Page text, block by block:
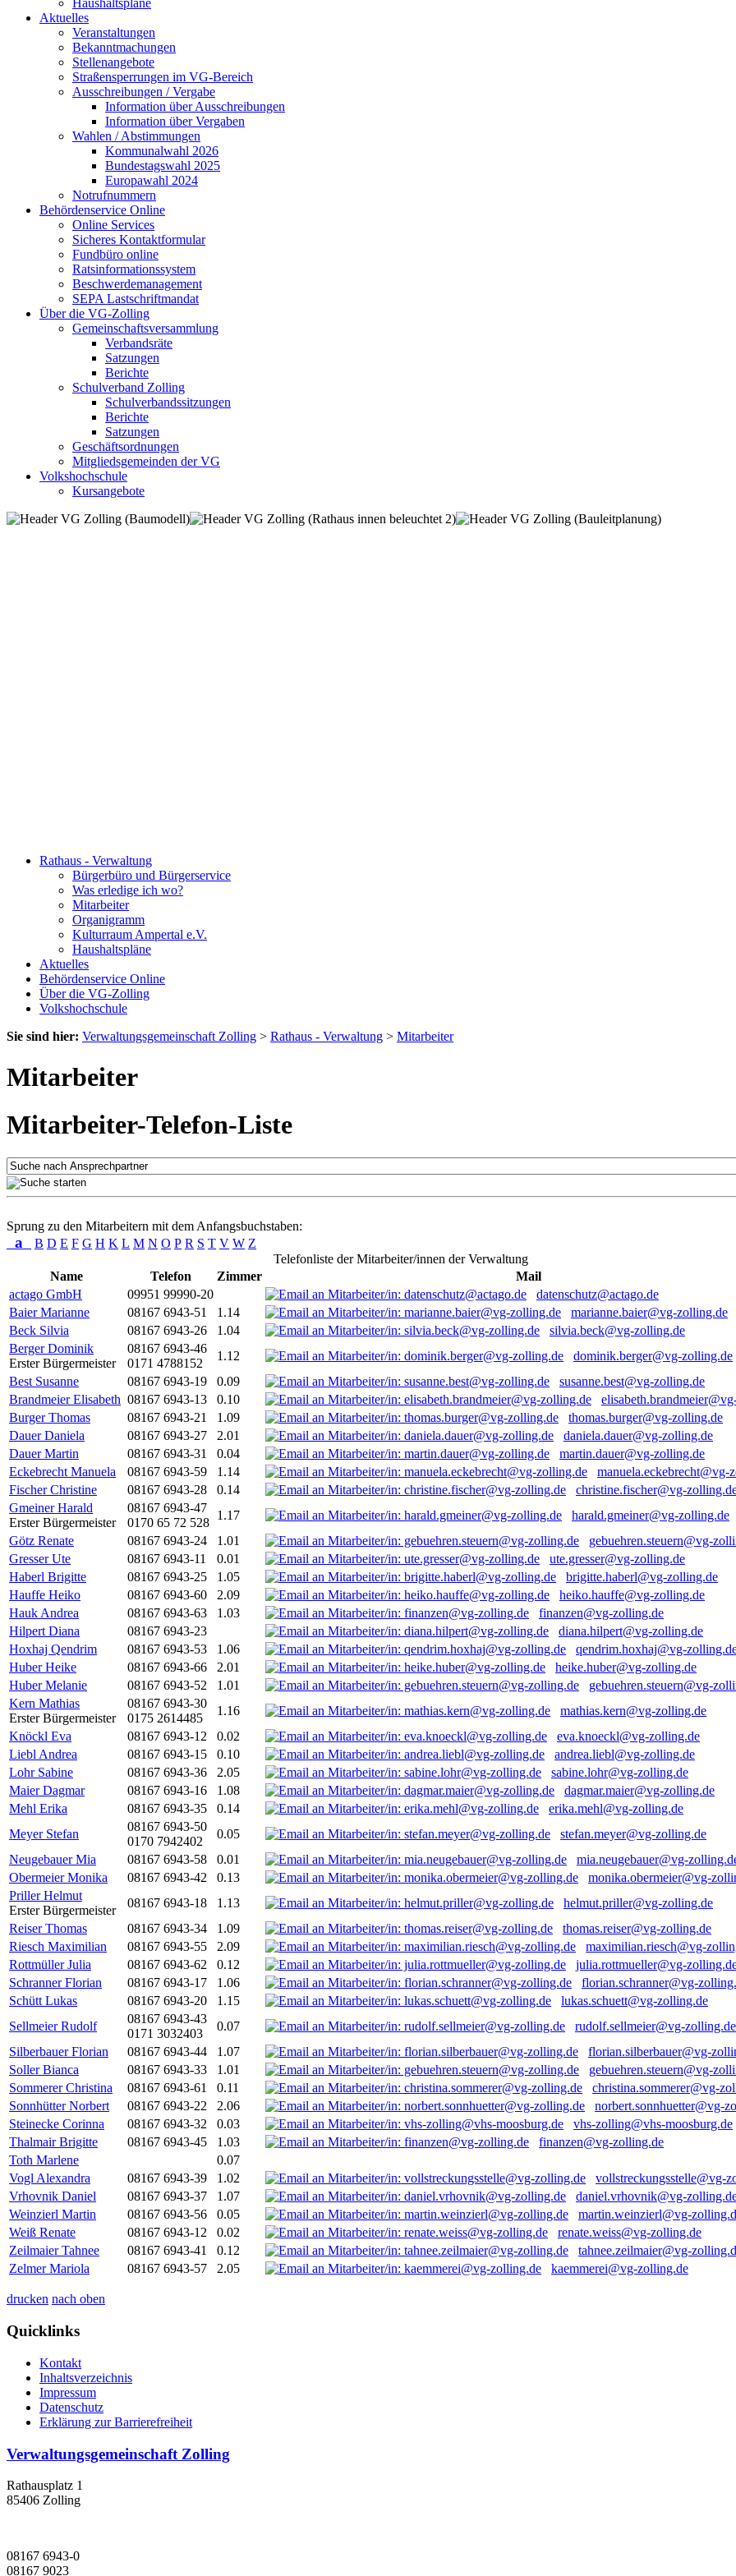
Haushaltspläne
Aktuelles
Veranstaltungen
Bekanntmachungen
Stellenangebote
Straßensperrungen im VG-Bereich
Ausschreibungen / Vergabe
Information über Ausschreibungen
Information über Vergaben
Wahlen / Abstimmungen
Kommunalwahl 2026
Bundestagswahl 2025
Europawahl 2024
Notrufnummern
Behördenservice Online
Online Services
Sicheres Kontaktformular
Fundbüro online
Ratsinformationssystem
Beschwerdemanagement
SEPA Lastschriftmandat
Über die VG-Zolling
Gemeinschaftsversammlung
Verbandsräte
Satzungen
Berichte
Schulverband Zolling
Schulverbandssitzungen
Berichte
Satzungen
Geschäftsordnungen
Mitgliedsgemeinden der VG
Volkshochschule
Kursangebote
Rathaus - Verwaltung
Bürgerbüro und Bürgerservice
Was erledige ich wo?
Mitarbeiter
Organigramm
Kulturraum Ampertal e.V.
Haushaltspläne
Aktuelles
Behördenservice Online
Über die VG-Zolling
Volkshochschule
Sie sind hier: Verwaltungsgemeinschaft Zolling > Rathaus - Verwaltung > Mitarbeiter
Mitarbeiter
Mitarbeiter-Telefon-Liste
Sprung zu den Mitarbeitern mit dem Anfangsbuchstaben:
a B D E F G H K L M N O P R S T V W Z
Telefonliste der Mitarbeiter/innen der Verwaltung
Name
Telefon Zimmer
Mail
actago GmbH
09951 99990-20
datenschutz@actago.de
Baier Marianne
08167 6943-51 1.14
marianne.baier@vg-zolling.de
Beck Silvia
08167 6943-26 1.04
silvia.beck@vg-zolling.de
Berger Dominik
Erster Bürgermeister
08167 6943-46
0171 4788152
1.12
dominik.berger@vg-zolling.de
Best Susanne
08167 6943-19 0.09
susanne.best@vg-zolling.de
Brandmeier Elisabeth 08167 6943-13 0.10
Burger Thomas
08167 6943-21 1.09
thomas.burger@vg-zolling.de
Dauer Daniela
08167 6943-27 2.01
daniela.dauer@vg-zolling.de
Dauer Martin
08167 6943-31 0.04
martin.dauer@vg-zolling.de
Eckebrecht Manuela
08167 6943-59 1.14
manuela.eckebrecht@vg-
Fischer Christine
08167 6943-28 0.14
christine.fischer@vg-
Gmeiner Harald
Erster Bürgermeister
08167 6943-47
0170 65 72 528
1.17
harald.gmeiner@vg-zolling.de
Götz Renate
08167 6943-24 1.01
gebuehren.steuern@vg-
Gresser Ute
08167 6943-11 0.01
ute.gresser@vg-zolling.de
Haberl Brigitte
08167 6943-25 1.05
brigitte.haberl@vg-zolling.de
Hauffe Heiko
08167 6943-60 2.09
heiko.hauffe@vg-zolling.de
Hauk Andrea
08167 6943-63 1.03
finanzen@vg-zolling.de
Hilpert Diana
08167 6943-23
diana.hilpert@vg-zolling.de
Hoxhaj Qendrim
08167 6943-53 1.06
qendrim.hoxhaj@vg-
Huber Heike
08167 6943-66 2.01
heike.huber@vg-zolling.de
Huber Melanie
08167 6943-52 1.01
gebuehren.steuern@vg-
Kern Mathias
Erster Bürgermeister
08167 6943-30
0175 2614485
1.16
mathias.kern@vg-zolling.de
Knöckl Eva
08167 6943-12 0.02
eva.knoeckl@vg-zolling.de
Liebl Andrea
08167 6943-15 0.10
andrea.liebl@vg-zolling.de
Lohr Sabine
08167 6943-36 2.05
sabine.lohr@vg-zolling.de
Maier Dagmar
08167 6943-16 1.08
dagmar.maier@vg-zolling.de
Mehl Erika
08167 6943-35 0.14
erika.mehl@vg-zolling.de
Meyer Stefan
08167 6943-50
0170 7942402
0.05
stefan.meyer@vg-zolling.de
Neugebauer Mia
08167 6943-58 0.01
mia.neugebauer@vg-
Obermeier Monika
08167 6943-42 0.13
monika.obermeier@vg-
Priller Helmut
Erster Bürgermeister
08167 6943-18 1.13
helmut.priller@vg-zolling.de
Reiser Thomas
08167 6943-34 1.09
thomas.reiser@vg-zolling.de
Riesch Maximilian
08167 6943-55 2.09
maximilian.riesch@vg-
Rottmüller Julia
08167 6943-62 0.12
julia.rottmueller@vg-
Schranner Florian
08167 6943-17 1.06
florian.schranner@vg-
Schütt Lukas
08167 6943-20 1.15
lukas.schuett@vg-zolling.de
Sellmeier Rudolf
08167 6943-43
0171 3032403
0.07
rudolf.sellmeier@vg-zolling.de
Silberbauer Florian
08167 6943-44 1.07
florian.silberbauer@vg-
Soller Bianca
08167 6943-33 1.01
gebuehren.steuern@vg-
Sommerer Christina
08167 6943-61 0.11
christina.sommerer@vg-
Sonnhütter Norbert
08167 6943-22 2.06
norbert.sonnhuetter@vg-
Steinecke Corinna
08167 6943-32 0.03
vhs-zolling@vhs-moosburg.de
Thalmair Brigitte
08167 6943-45 1.03
finanzen@vg-zolling.de
Toth Marlene
0.07
Vogl Alexandra
08167 6943-39 1.02
vollstreckungsstelle@vg-
Vrhovnik Daniel
08167 6943-37 1.07
daniel.vrhovnik@vg-
Weinzierl Martin
08167 6943-56 0.05
martin.weinzierl@vg-
Weiß Renate
08167 6943-12 0.02
renate.weiss@vg-zolling.de
Zeilmaier Tahnee
08167 6943-41 0.12
tahnee.zeilmaier@vg-
Zelmer Mariola
08167 6943-57 2.05 kaemmerei@vg-zolling.de
drucken nach oben
Quicklinks
Kontakt
Inhaltsverzeichnis
Impressum
Datenschutz
Erklärung zur Barrierefreiheit
Verwaltungsgemeinschaft Zolling
Rathausplatz 1
85406 Zolling
08167 6943-0
08167 9023